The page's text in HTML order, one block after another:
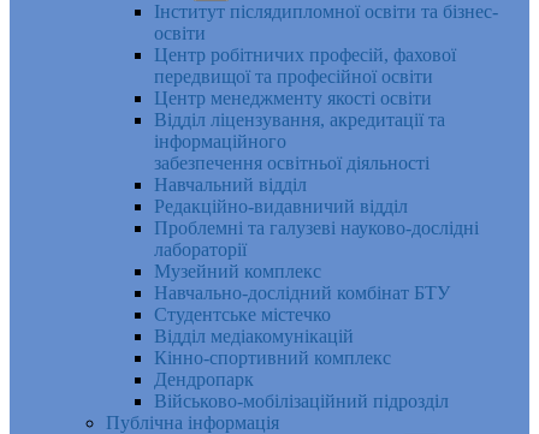
Інститут післядипломної освіти та бізнес-
освіти
Центр робітничих професій, фахової
передвищої та професійної освіти
Центр менеджменту якості освіти
Відділ ліцензування, акредитації та
інформаційного
забезпечення освітньої діяльності
Навчальний відділ
Редакційно-видавничий відділ
Проблемні та галузеві науково-дослідні
лабораторії
Музейний комплекс
Навчально-дослідний комбінат БТУ
Студентське містечко
Відділ медіакомунікацій
Кінно-спортивний комплекс
Дендропарк
Військово-мобілізаційний підрозділ
Публічна інформація